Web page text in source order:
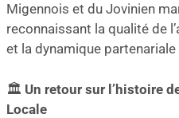
Migennois et du Jovinien
reconnaissant la qualité de
et la dynamique
🏛️ Un retour sur l’histoire
Locale